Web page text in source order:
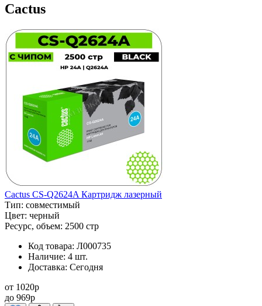
Cactus
Cactus CS-Q2624A Картридж лазерный
Тип: совместимый
Цвет: черный
Ресурс, объем: 2500 стр
Код товара: Л000735
Наличие: 4 шт.
Доставка: Сегодня
от 1020p
до 969p